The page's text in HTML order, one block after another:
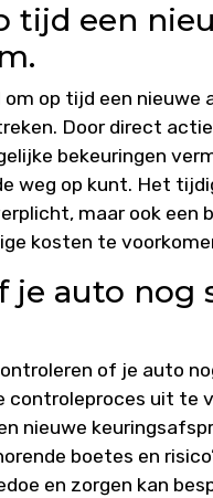
tijd een
op tijd een nieuwe
Door direct
bekeuringen
weg op kunt. Het
maar ook een
kosten te
auto nog
of je auto
uit te
nieuwe
boetes en
en zorgen kan